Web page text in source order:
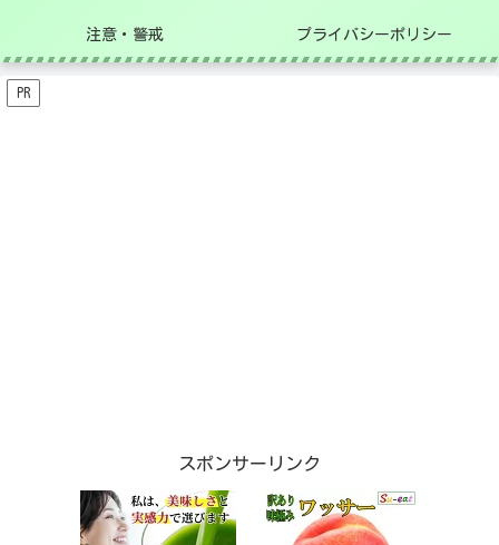
注意・警戒 プライバシーポリシー
PR
スポンサーリンク